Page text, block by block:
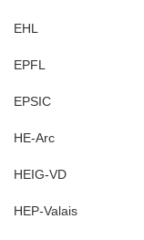
EHL
EPFL
EPSIC
HE-Arc
HEIG-VD
HEP-Valais